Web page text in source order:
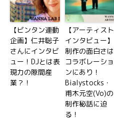
【ビンタン連動
企画】仁井聡子
さんにインタビ
ュー！DJとは表
現力の隙間産
業？！
【アーティスト
インタビュー】
制作の面白さは
コラボレーショ
ンにあり！
Bialystocks・
甫木元空(Vo)の
制作秘話に迫
る！